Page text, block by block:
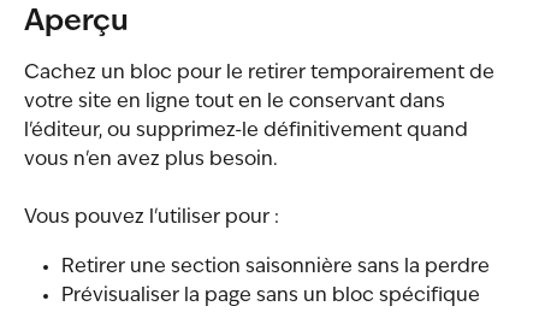
Aperçu
Cachez un bloc pour le retirer temporairement de
votre site en ligne tout en le conservant dans
l'éditeur, ou supprimez-le définitivement quand
vous n'en avez plus besoin.
Vous pouvez l'utiliser pour :
Retirer une section saisonnière sans la perdre
Prévisualiser la page sans un bloc spécifique